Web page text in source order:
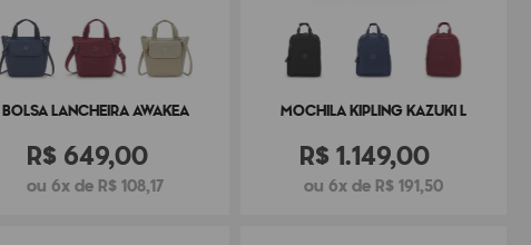
BOLSA LANCHEIRA AWAKEA
R$ 649,00
ou 6x de R$ 108,17
MOCHILA KIPLING KAZUKI L
R$ 1.149,00
ou 6x de R$ 191,50